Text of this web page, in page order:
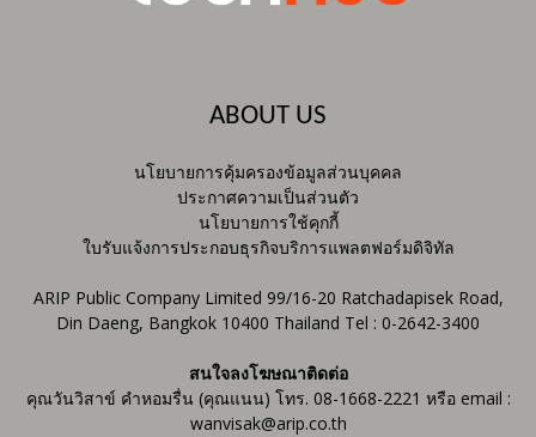
ABOUT US
นโยบายการคุ้มครองข้อมูลส่วนบุคคล
ประกาศความเป็นส่วนตัว
นโยบายการใช้คุกกี้
ใบรับแจ้งการประกอบธุรกิจบริการแพลตฟอร์มดิจิทัล
ARIP Public Company Limited 99/16-20 Ratchadapisek Road,
Din Daeng, Bangkok 10400 Thailand Tel : 0-2642-3400
สนใจลงโฆษณาติดต่อ
คุณวันวิสาข์ คำหอมรื่น (คุณแนน) โทร. 08-1668-2221 หรือ email :
wanvisak@arip.co.th